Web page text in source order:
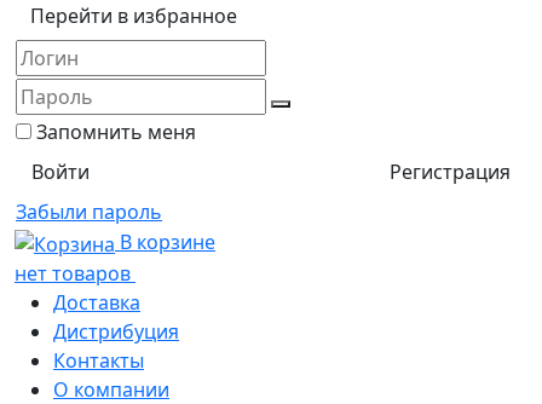
Перейти в избранное
Запомнить меня
Регистрация
Забыли пароль
В корзине
нет товаров
Доставка
Дистрибуция
Контакты
О компании